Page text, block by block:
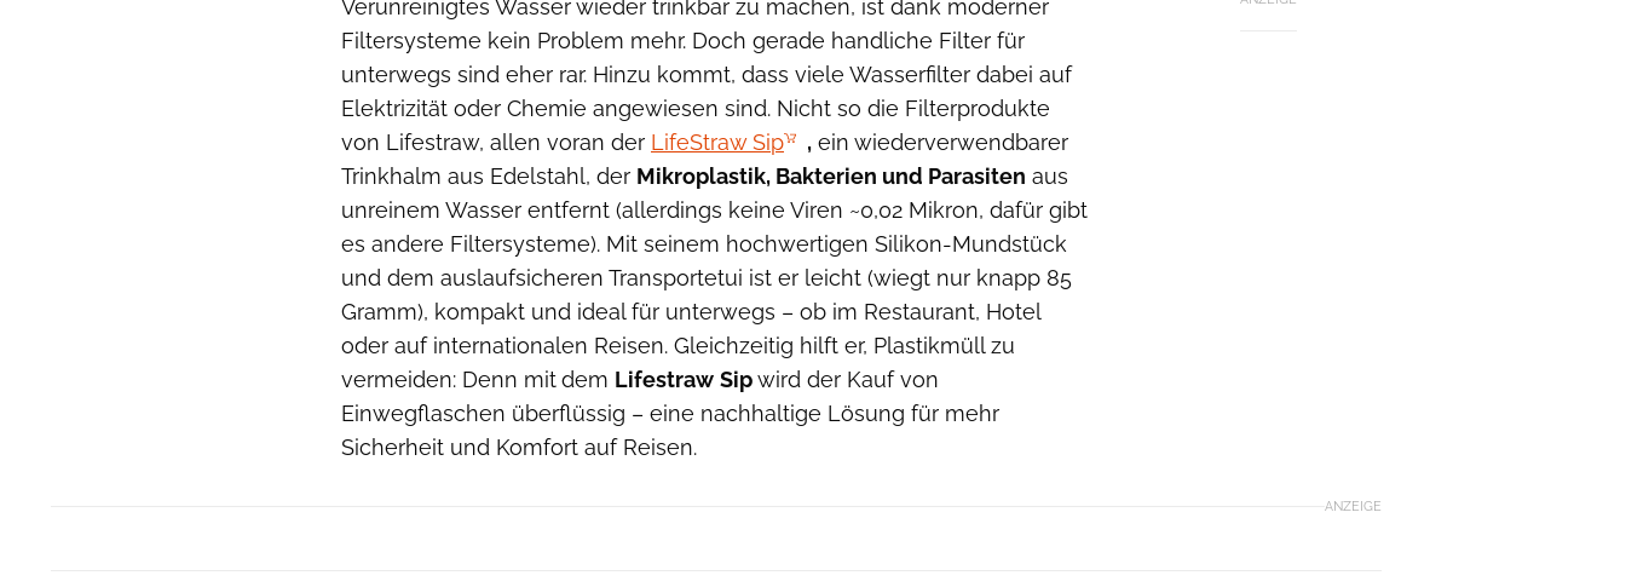
Verunreinigtes Wasser wieder trinkbar zu machen, ist dank moderner
Filtersysteme kein Problem mehr. Doch gerade handliche Filter für
unterwegs sind eher rar. Hinzu kommt, dass viele Wasserfilter dabei auf
Elektrizität oder Chemie angewiesen sind. Nicht so die Filterprodukte
von Lifestraw, allen voran der LifeStraw Sip , ein wiederverwendbarer
Trinkhalm aus Edelstahl, der Mikroplastik, Bakterien und Parasiten aus
unreinem Wasser entfernt (allerdings keine Viren ~0,02 Mikron, dafür gibt
es andere Filtersysteme). Mit seinem hochwertigen Silikon-Mundstück
und dem auslaufsicheren Transportetui ist er leicht (wiegt nur knapp 85
Gramm), kompakt und ideal für unterwegs – ob im Restaurant, Hotel
oder auf internationalen Reisen. Gleichzeitig hilft er, Plastikmüll zu
vermeiden: Denn mitdem Lifestraw Sipwird der Kauf von
Einwegflaschen überflüssig – eine nachhaltige Lösung für mehr
Sicherheit und Komfort auf Reisen.
ANZEIGE